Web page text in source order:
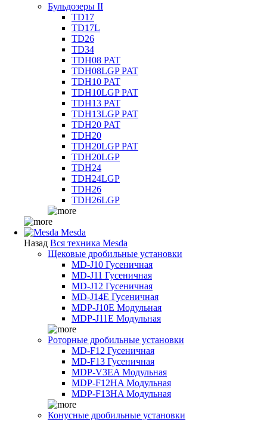
Бульдозеры II
TD17
TD17L
TD26
TD34
TDH08 PAT
TDH08LGP PAT
TDH10 PAT
TDH10LGP PAT
TDH13 PAT
TDH13LGP PAT
TDH20 PAT
TDH20
TDH20LGP PAT
TDH20LGP
TDH24
TDH24LGP
TDH26
TDH26LGP
Mesda
Назад Вся техника Mesda
Щековые дробильные установки
MD-J10 Гусеничная
MD-J11 Гусеничная
MD-J12 Гусеничная
MD-J14E Гусеничная
MDP-J10E Модульная
MDP-J11E Модульная
Роторные дробильные установки
MD-F12 Гусеничная
MD-F13 Гусеничная
MDP-V3EA Модульная
MDP-F12HA Модульная
MDP-F13HA Модульная
Конусные дробильные установки